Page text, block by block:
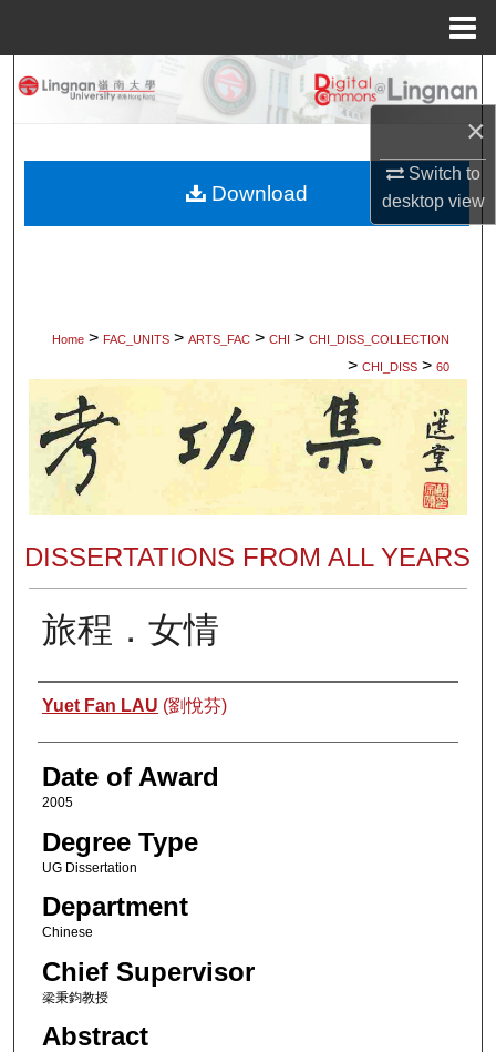
×
Switch to
desktopview
Search
My Account
Home > FAC_UNITS > ARTS_FAC > CHI > CHI_DISS_COLLECTION
> CHI_DISS > 60
DISSERTATIONS FROM ALL YEARS
旅程．女情
Author
Yuet Fan LAU (劉悅芬)
Date of Award
2005
Degree Type
UG Dissertation
Department
Chinese
Chief Supervisor
梁秉鈞教授
Abstract
Download